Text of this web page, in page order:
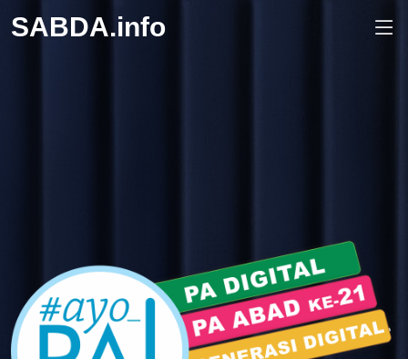
SABDA.info